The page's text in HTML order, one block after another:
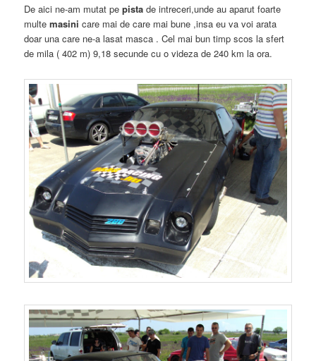
De aici ne-am mutat pe pista de intreceri,unde au aparut foarte
multemasini care mai de care mai bune ,insa eu va voi arata
doar una care ne-a lasat masca . Cel mai bun timp scos la sfert
de mila ( 402 m) 9,18 secunde cu o videza de 240 km la ora.